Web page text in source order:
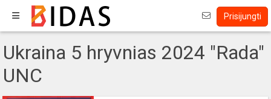
Prisijungti
Ukraina 5 hryvnias 2024 "Rada"
UNC